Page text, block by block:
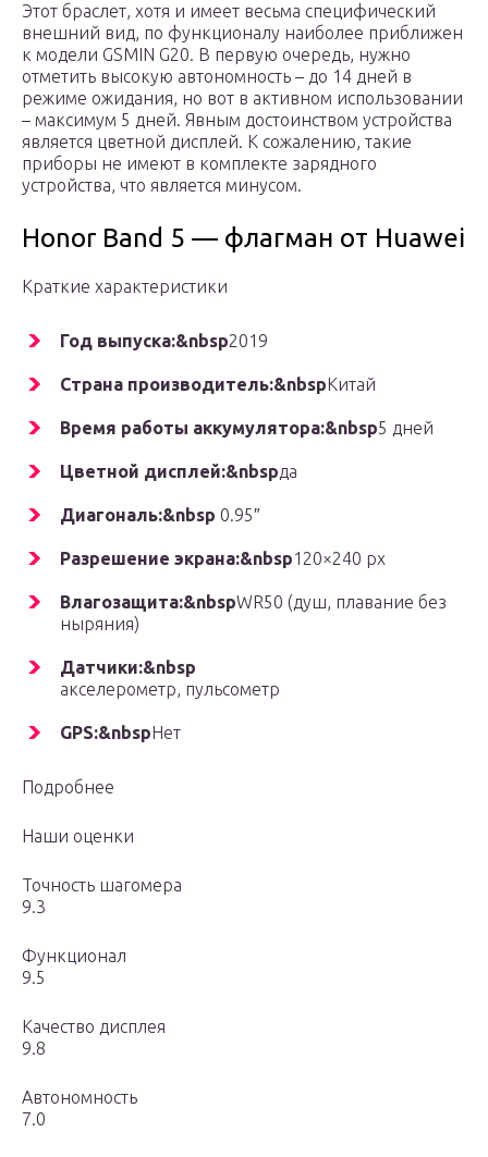
Этот браслет, хотя и имеет весьма специфический
внешний вид, по функционалу наиболее приближен
к модели GSMIN G20. В первую очередь, нужно
отметить высокую автономность – до 14 дней в
режиме ожидания, но вот в активном использовании
– максимум 5 дней. Явным достоинством устройства
является цветной дисплей. К сожалению, такие
приборы не имеют в комплекте зарядного
устройства, что является минусом.
Honor Band 5 — флагман от Huawei
Краткие характеристики
Год выпуска:&nbsp2019
Страна производитель:&nbspКитай
Время работы аккумулятора:&nbsp5 дней
Цветной дисплей:&nbspда
Диагональ:&nbsp 0.95″
Разрешение экрана:&nbsp120×240 px
Влагозащита:&nbspWR50 (душ, плавание без
ныряния)
Датчики:&nbsp
акселерометр, пульсометр
GPS:&nbspНет
Подробнее
Наши оценки
Точность шагомера
9.3
Функционал
9.5
Качество дисплея
9.8
Автономность
7.0